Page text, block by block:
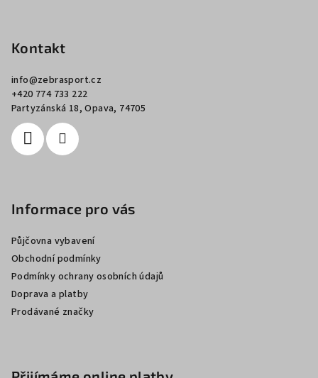
Kontakt
info@zebrasport.cz
+420 774 733 222
Partyzánská 18, Opava, 74705
Informace pro vás
Půjčovna vybavení
Obchodní podmínky
Podmínky ochrany osobních údajů
Doprava a platby
Prodávané značky